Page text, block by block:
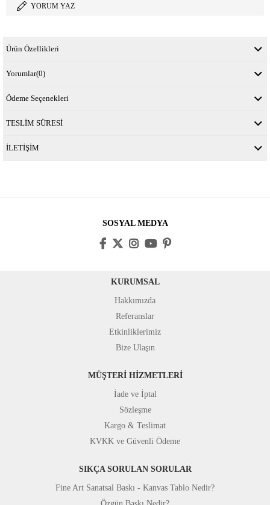
YORUM YAZ
Ürün Özellikleri
Yorumlar(0)
Ödeme Seçenekleri
TESLİM SÜRESİ
İLETİŞİM
SOSYAL MEDYA
KURUMSAL
Hakkımızda
Referanslar
Etkinliklerimiz
Bize Ulaşın
MÜŞTERİ HİZMETLERİ
İade ve İptal
Sözleşme
Kargo & Teslimat
KVKK ve Güvenli Ödeme
SIKÇA SORULAN SORULAR
Fine Art Sanatsal Baskı - Kanvas Tablo Nedir?